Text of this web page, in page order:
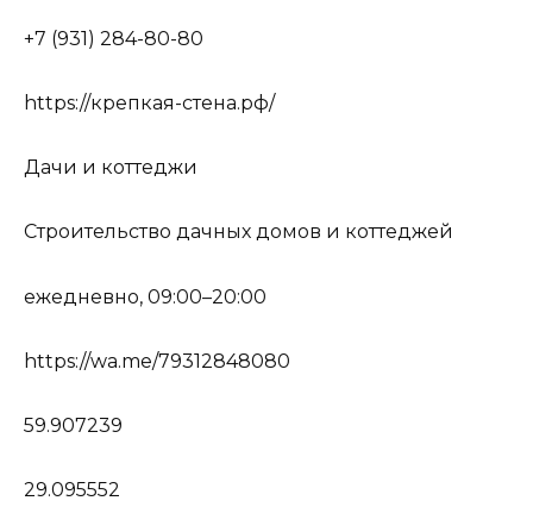
+7 (931) 284-80-80
https://крепкая-стена.рф/
Дачи и коттеджи
Строительство дачных домов и коттеджей
ежедневно, 09:00–20:00
https://wa.me/79312848080
59.907239
29.095552